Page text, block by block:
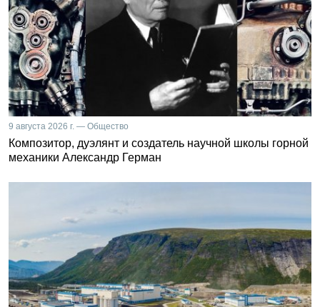
9 августа 2026 г. — Общество
Композитор, дуэлянт и создатель научной школы горной
механики Александр Герман